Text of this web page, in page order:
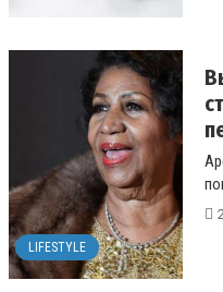
LIFESTYLE